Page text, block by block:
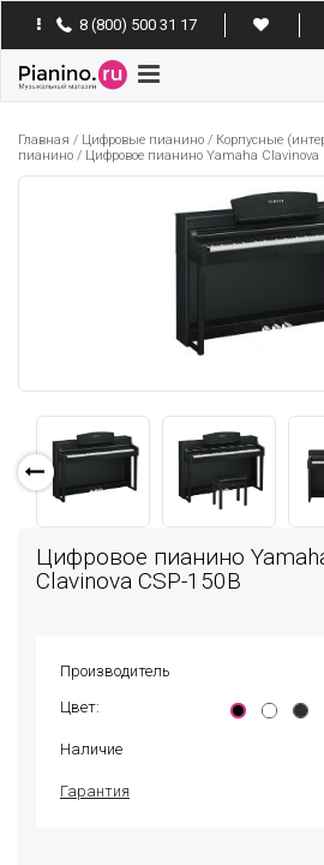
8 (800) 500 31 17
Pianino
Главная / Цифровые пианино / Корпусные
пианино / Цифровое пианино Yamaha Clavinova
Цифровое пианино
Clavinova CSP-150B
Производитель
Цвет:
Наличие
Гарантия